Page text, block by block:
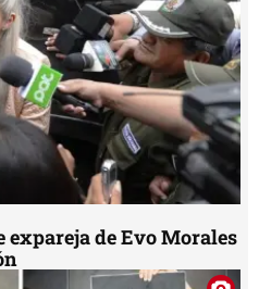
de Evo Morales